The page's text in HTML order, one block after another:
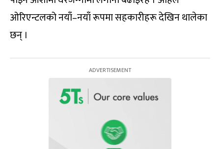
ओरिएन्टलको नयाँ–नयाँ रूपमा सहकारीहरू देखिन थालेका
छन् ।